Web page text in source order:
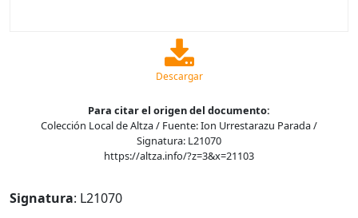
Descargar
Para citar el origen del documento:
Colección Local de Altza / Fuente: Ion Urrestarazu Parada /
Signatura: L21070
https://altza.info/?z=3&x=21103
Signatura: L21070